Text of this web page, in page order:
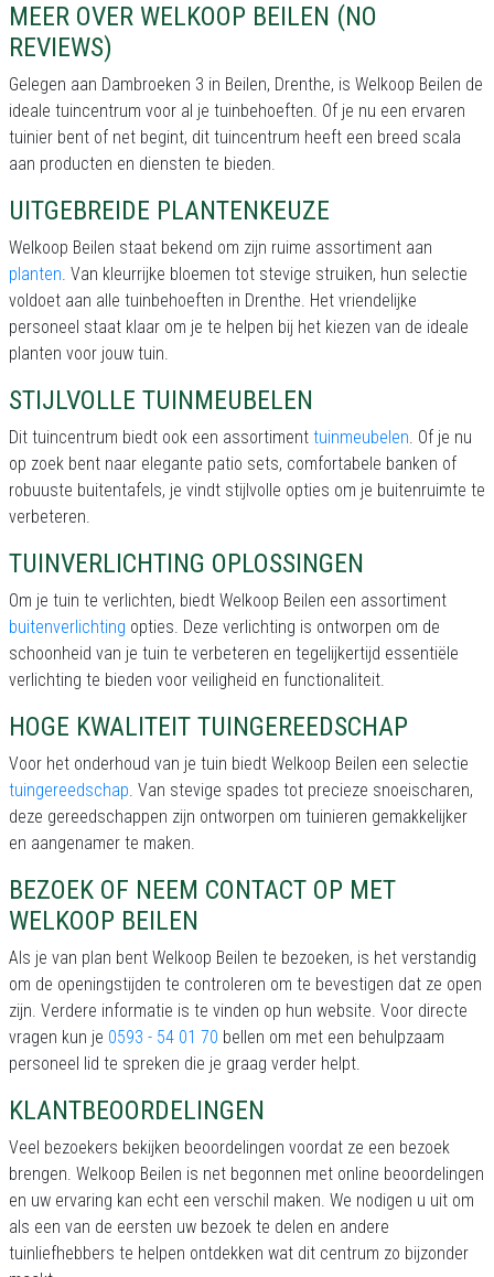
MEER OVER WELKOOP BEILEN (NO
REVIEWS)
Gelegen aan Dambroeken 3 in Beilen, Drenthe, is Welkoop Beilen de
ideale tuincentrum voor al je tuinbehoeften. Of je nu een ervaren
tuinier bent of net begint, dit tuincentrum heeft een breed scala
aan producten en diensten te bieden.
UITGEBREIDE PLANTENKEUZE
Welkoop Beilen staat bekend om zijn ruime assortiment aan
planten. Van kleurrijke bloemen tot stevige struiken, hun selectie
voldoet aan alle tuinbehoeften in Drenthe. Het vriendelijke
personeel staat klaar om je te helpen bij het kiezen van de ideale
planten voor jouw tuin.
STIJLVOLLE TUINMEUBELEN
Dit tuincentrum biedt ook een assortiment tuinmeubelen. Of je nu
op zoek bent naar elegante patio sets, comfortabele banken of
robuuste buitentafels, je vindt stijlvolle opties om je buitenruimte te
verbeteren.
TUINVERLICHTING OPLOSSINGEN
Om je tuin te verlichten, biedt Welkoop Beilen een assortiment
buitenverlichting opties. Deze verlichting is ontworpen om de
schoonheid van je tuin te verbeteren en tegelijkertijd essentiële
verlichting te bieden voor veiligheid en functionaliteit.
HOGE KWALITEIT TUINGEREEDSCHAP
Voor het onderhoud van je tuin biedt Welkoop Beilen een selectie
tuingereedschap. Van stevige spades tot precieze snoeischaren,
deze gereedschappen zijn ontworpen om tuinieren gemakkelijker
en aangenamer te maken.
BEZOEK OF NEEM CONTACT OP MET
WELKOOP BEILEN
Als je van plan bent Welkoop Beilen te bezoeken, is het verstandig
om de openingstijden te controleren om te bevestigen dat ze open
zijn. Verdere informatie is te vinden op hun website. Voor directe
vragen kun je 0593 - 54 01 70 bellen om met een behulpzaam
personeel lid te spreken die je graag verder helpt.
KLANTBEOORDELINGEN
Veel bezoekers bekijken beoordelingen voordat ze een bezoek
brengen. Welkoop Beilen is net begonnen met online beoordelingen
en uw ervaring kan echt een verschil maken. We nodigen u uit om
als een van de eersten uw bezoek te delen en andere
tuinliefhebbers te helpen ontdekken wat dit centrum zo bijzonder